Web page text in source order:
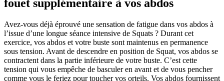
fouet supplémentaire à vos abdos
Avez-vous déjà éprouvé une sensation de fatigue dans vos abdos à
l’issue d’une longue séance intensive de Squats ? Durant cet
exercice, vos abdos et votre buste sont maintenus en permanence
sous tension. Avant de descendre en position de Squat, vos abdos se
contractent dans la partie inférieure de votre buste. C’est cette
tension qui vous empêche de basculer en avant et de vous pencher
comme vous le feriez pour toucher vos orteils. Vos abdos fournissent